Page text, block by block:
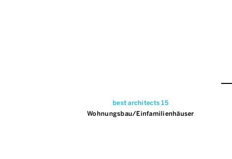
best architects 15
Wohnungsbau/Einfamilienhäuser